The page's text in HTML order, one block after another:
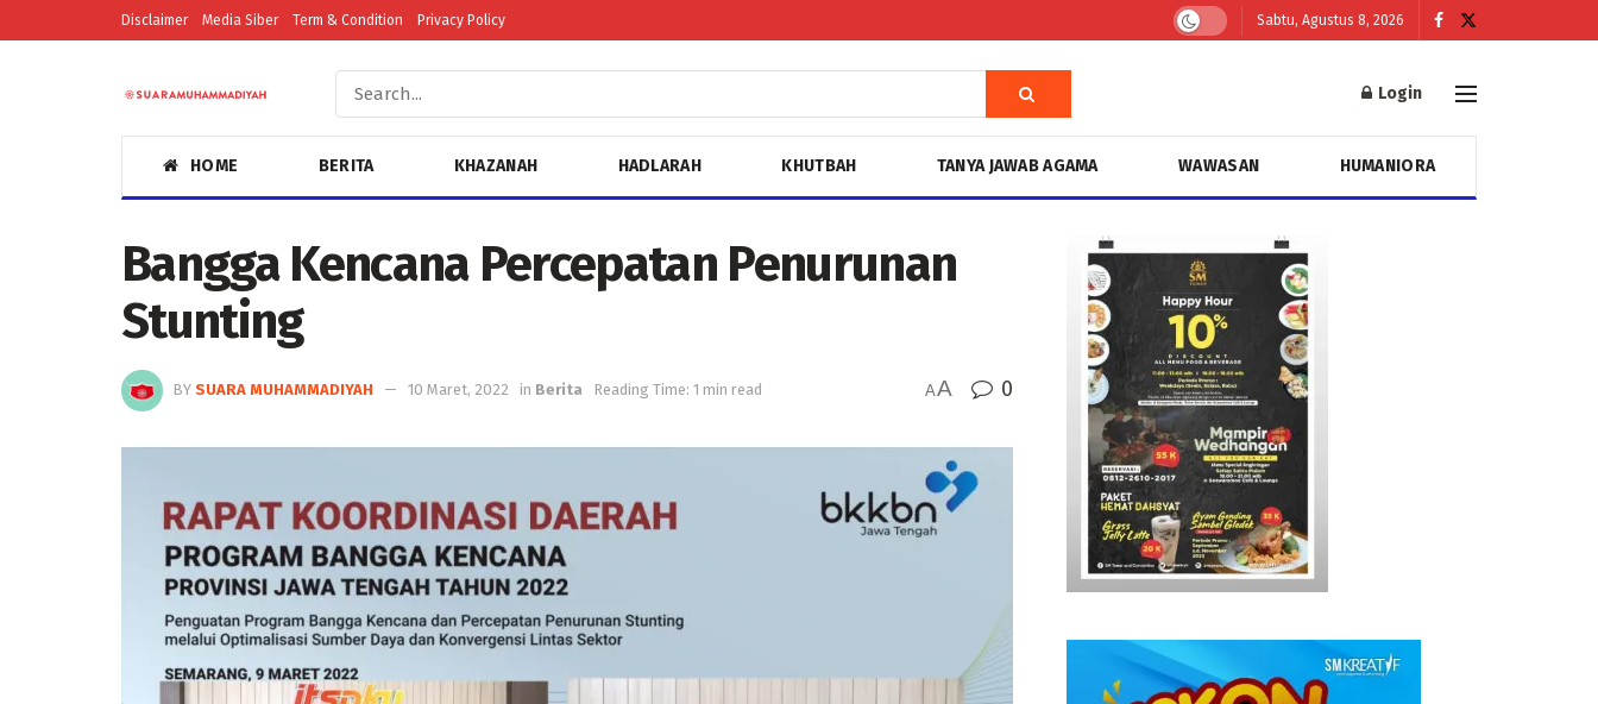
Disclaimer Media Siber Term & Condition Privacy Policy Sabtu, Agustus 8, 2026
Login
HOME BERITA KHAZANAH HADLARAH KHUTBAH TANYA JAWAB AGAMA WAWASAN HUMANIORA
Bangga Kencana Percepatan Penurunan
Stunting
BY SUARA MUHAMMADIYAH 10 Maret, 2022 in Berita Reading Time: 1 min read AA 0